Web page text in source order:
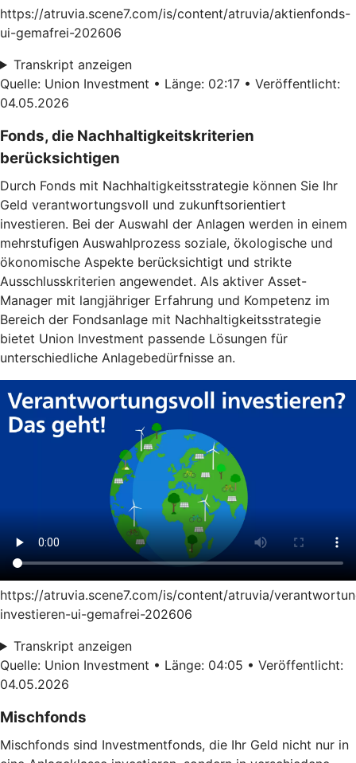
https://atruvia.scene7.com/is/content/atruvia/aktienfonds-
ui-gemafrei-202606
Transkript anzeigen
Quelle: Union Investment • Länge: 02:17 • Veröffentlicht:
04.05.2026
Fonds, die Nachhaltigkeitskriterien
berücksichtigen
Durch Fonds mit Nachhaltigkeitsstrategie können Sie Ihr
Geld verantwortungsvoll und zukunftsorientiert
investieren. Bei der Auswahl der Anlagen werden in einem
mehrstufigen Auswahlprozess soziale, ökologische und
ökonomische Aspekte berücksichtigt und strikte
Ausschlusskriterien angewendet. Als aktiver Asset-
Manager mit langjähriger Erfahrung und Kompetenz im
Bereich der Fondsanlage mit Nachhaltigkeitsstrategie
bietet Union Investment passende Lösungen für
unterschiedliche Anlagebedürfnisse an.
https://atruvia.scene7.com/is/content/atruvia/
investieren-ui-gemafrei-202606
Transkript anzeigen
Quelle: Union Investment • Länge: 04:05 • Veröffentlicht:
04.05.2026
Mischfonds
Mischfonds sind Investmentfonds, die Ihr Geld nicht nur in